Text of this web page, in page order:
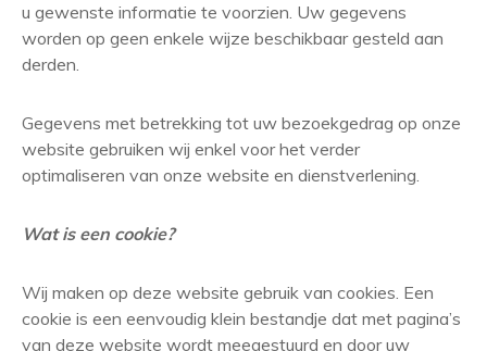
u gewenste informatie te voorzien. Uw gegevens
worden op geen enkele wijze beschikbaar gesteld aan
derden.
Gegevens met betrekking tot uw bezoekgedrag op onze
website gebruiken wij enkel voor het verder
optimaliseren van onze website en dienstverlening.
Wat is een cookie?
Wij maken op deze website gebruik van cookies. Een
cookie is een eenvoudig klein bestandje dat met pagina’s
van deze website wordt meegestuurd en door uw